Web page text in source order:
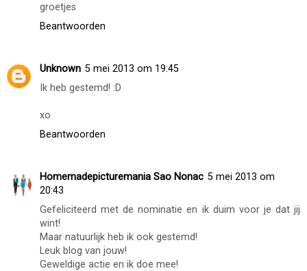
groetjes
Beantwoorden
Unknown 5 mei 2013 om 19:45
Ik heb gestemd! :D
xo
Beantwoorden
Homemadepicturemania Sao Nonac 5 mei 2013 om
20:43
Gefeliciteerd met de nominatie en ik duim voor je dat jij
wint!
Maar natuurlijk heb ik ook gestemd!
Leuk blog van jouw!
Geweldige actie en ik doe mee!